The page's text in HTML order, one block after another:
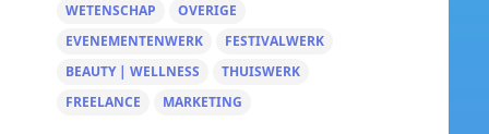
WETENSCHAP
OVERIGE
EVENEMENTENWERK
FESTIVALWERK
BEAUTY | WELLNESS
THUISWERK
FREELANCE
MARKETING